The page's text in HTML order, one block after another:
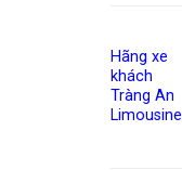
Hãng xe
khách
Tràng An
Limousine